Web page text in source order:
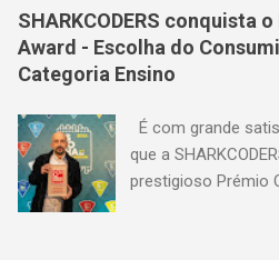
r
u
m
c
m
e
n
t
á
r
SHARKCODERS conquista
Award - Escolha do
Categoria Ensino
É com grande
que a
prestigioso Prémio
Programação